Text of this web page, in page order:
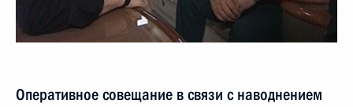
Оперативное совещание в связи с наводнением